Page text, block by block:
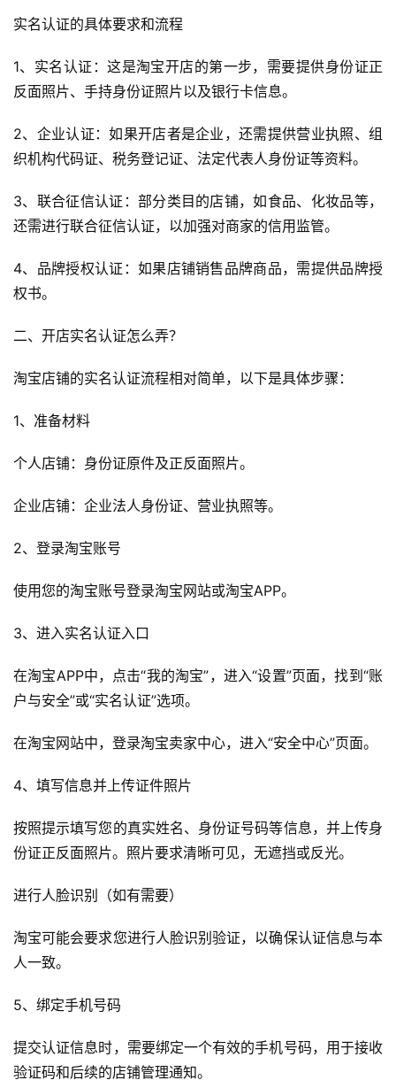
首
媒
实名认证的具体要求和流程
1、实名认证：这是淘宝开店的第一步，需要提供身份证正
反面照片、手持身份证照片以及银行卡信息。
2、企业认证：如果开店者是企业，还需提供营业执照、组
织机构代码证、税务登记证、法定代表人身份证等资料。
3、联合征信认证：部分类目的店铺，如食品、化妆品等，
还需进行联合征信认证，以加强对商家的信用监管。
4、品牌授权认证：如果店铺销售品牌商品，需提供品牌授
权书。
二、开店实名认证怎么弄？
淘宝店铺的实名认证流程相对简单，以下是具体步骤：
1、准备材料
个人店铺：身份证原件及正反面照片。
企业店铺：企业法人身份证、营业执照等。
2、登录淘宝账号
使用您的淘宝账号登录淘宝网站或淘宝APP。
3、进入实名认证入口
在淘宝APP中，点击“我的淘宝”，进入“设置”页面，找到“账
户与安全”或“实名认证”选项。
在淘宝网站中，登录淘宝卖家中心，进入“安全中心”页面。
4、填写信息并上传证件照片
按照提示填写您的真实姓名、身份证号码等信息，并上传身
份证正反面照片。照片要求清晰可见，无遮挡或反光。
进行人脸识别（如有需要）
淘宝可能会要求您进行人脸识别验证，以确保认证信息与本
人一致。
5、绑定手机号码
提交认证信息时，需要绑定一个有效的手机号码，用于接收
验证码和后续的店铺管理通知。